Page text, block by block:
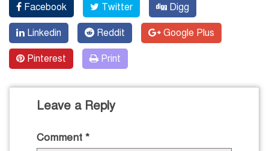
Facebook Twitter Digg
Linkedin Reddit Google Plus
Pinterest Print
Leave a Reply
Comment *